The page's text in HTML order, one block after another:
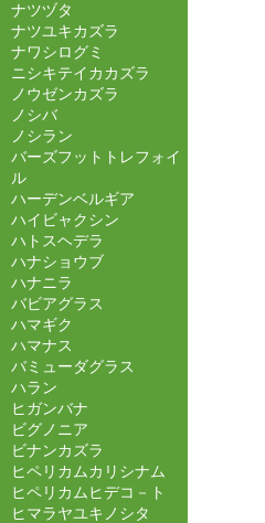
ナツヅタ
ナツユキカズラ
ナワシログミ
ニシキテイカカズラ
ノウゼンカズラ
ノシバ
ノシラン
バーズフットトレフォイ
ル
ハーデンベルギア
ハイビャクシン
ハトスヘデラ
ハナショウブ
ハナニラ
バビアグラス
ハマギク
ハマナス
バミューダグラス
ハラン
ヒガンバナ
ビグノニア
ビナンカズラ
ヒペリカムカリシナム
ヒペリカムヒデコ－ト
ヒマラヤユキノシタ